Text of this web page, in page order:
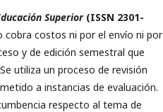
Superior(ISSN 2301-
cobra costos ni por el envío ni por
y de edición semestral que
utiliza un proceso de revisión
a instancias de evaluación.
respecto al tema de